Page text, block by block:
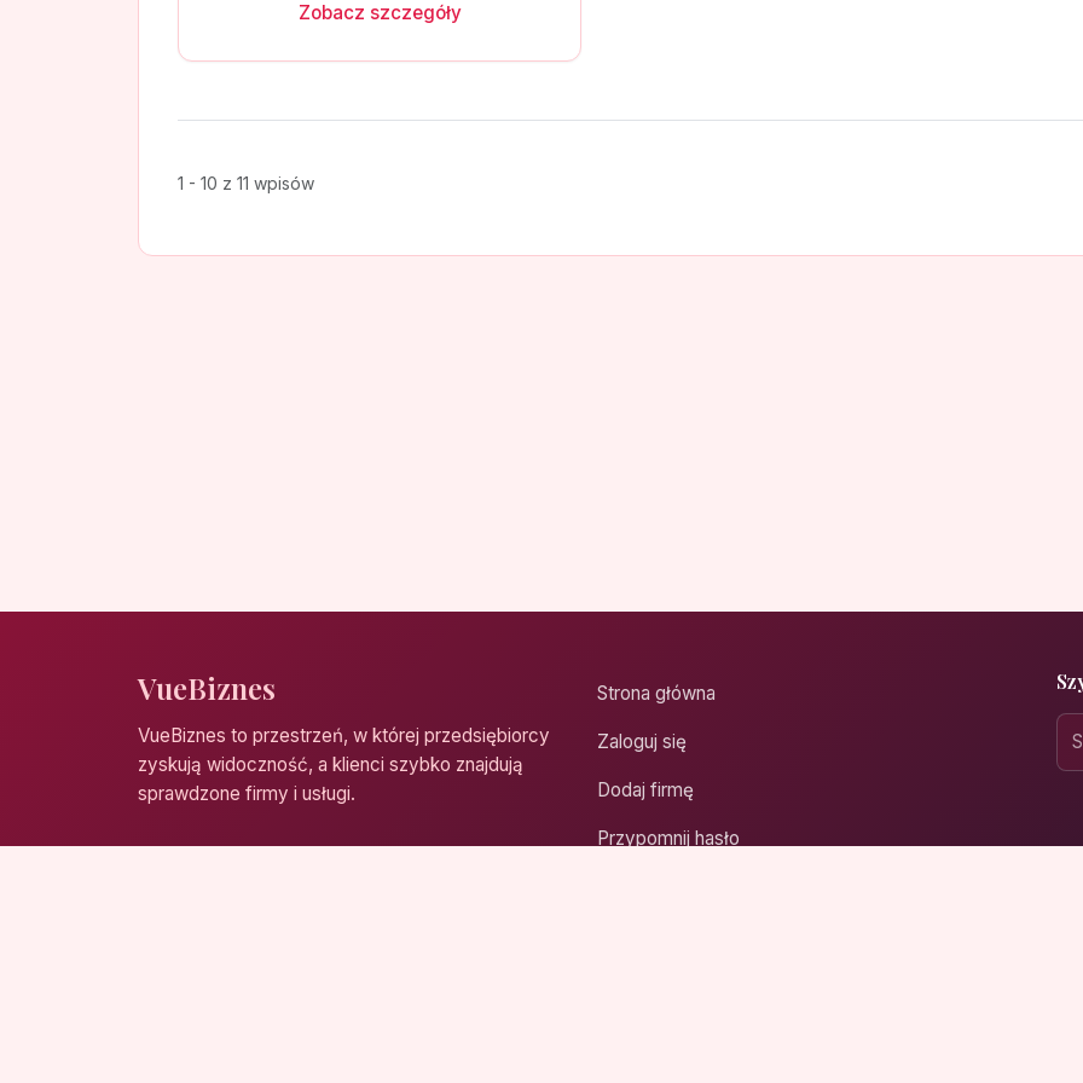
Zobacz szczegóły
1 - 10 z 11 wpisów
VueBiznes
VueBiznes to przestrzeń, w której przedsiębiorcy
zyskują widoczność, a klienci szybko znajdują
sprawdzone firmy i usługi.
Strona główna
Zaloguj się
Dodaj firmę
Przypomnij hasło